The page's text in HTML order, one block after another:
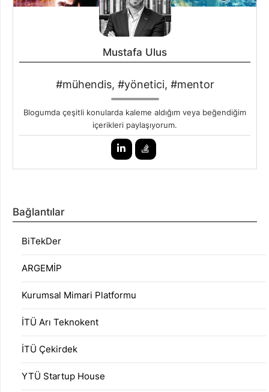
Mustafa Ulus
#mühendis, #yönetici, #mentor
Blogumda çeşitli konularda kaleme aldığım veya beğendiğim
içerikleri paylaşıyorum.
Bağlantılar
BiTekDer
ARGEMİP
Kurumsal Mimari Platformu
İTÜ Arı Teknokent
İTÜ Çekirdek
YTÜ Startup House